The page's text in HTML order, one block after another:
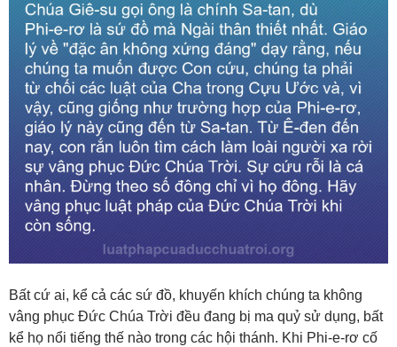
Bất cứ ai, kể cả các sứ đồ, khuyến khích chúng ta không
vâng phục Đức Chúa Trời đều đang bị ma quỷ sử dụng, bất
kể họ nổi tiếng thế nào trong các hội thánh. Khi Phi-e-rơ cố